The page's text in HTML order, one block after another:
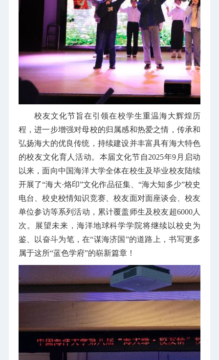
校友文化节旨在引领在校学生重温海大辉煌历
程，进一步增强对母校的归属感和热爱之情，传承和
弘扬海大的优良传统，持续建设并丰富具有海大特色
的校友文化育人活动。本届文化节自2025年9月启动
以来，面向中国海洋大学全体在校生及毕业校友陆续
开展了“海大·烙印”文化作品征集、“海大知多少”校史
电台、校史校情知识竞赛、校友面对面座谈会、校友
单位参访等系列活动，累计覆盖师生及校友超6000人
次。展望未来，海洋地球科学学院将继续以校史为
鉴、以奋斗为笔，在“谋海济国”的道路上，书写更多
属于这所“蓝色学府”的崭新篇章！